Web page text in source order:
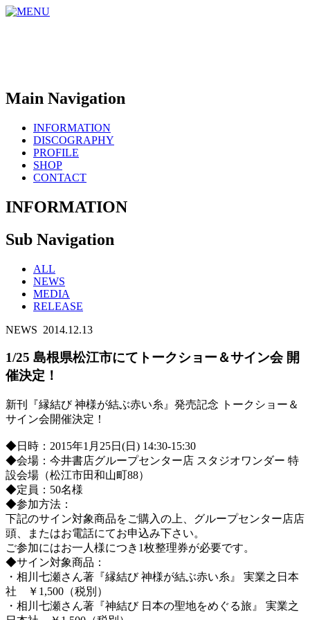
Main Navigation
INFORMATION
DISCOGRAPHY
PROFILE
SHOP
CONTACT
INFORMATION
Sub Navigation
ALL
NEWS
MEDIA
RELEASE
NEWS 2014.12.13
1/25 島根県松江市にてトークショー＆サイン会 開
催決定！
新刊『縁結び 神様が結ぶ赤い糸』発売記念 トークショー＆
サイン会開催決定！
◆日時：2015年1月25日(日) 14:30-15:30
◆会場：今井書店グループセンター店 スタジオワンダー 特
設会場（松江市田和山町88）
◆定員：50名様
◆参加方法：
下記のサイン対象商品をご購入の上、グループセンター店店
頭、またはお電話にてお申込み下さい。
ご参加にはお一人様につき1枚整理券が必要です。
◆サイン対象商品：
・相川七瀬さん著『縁結び 神様が結ぶ赤い糸』 実業之日本
社 ￥1,500（税別）
・相川七瀬さん著『神結び 日本の聖地をめぐる旅』 実業之